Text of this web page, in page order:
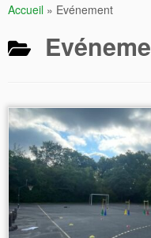
Accueil » Evénement